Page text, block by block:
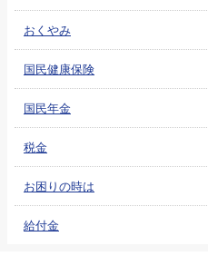
おくやみ
国民健康保険
国民年金
税金
お困りの時は
給付金